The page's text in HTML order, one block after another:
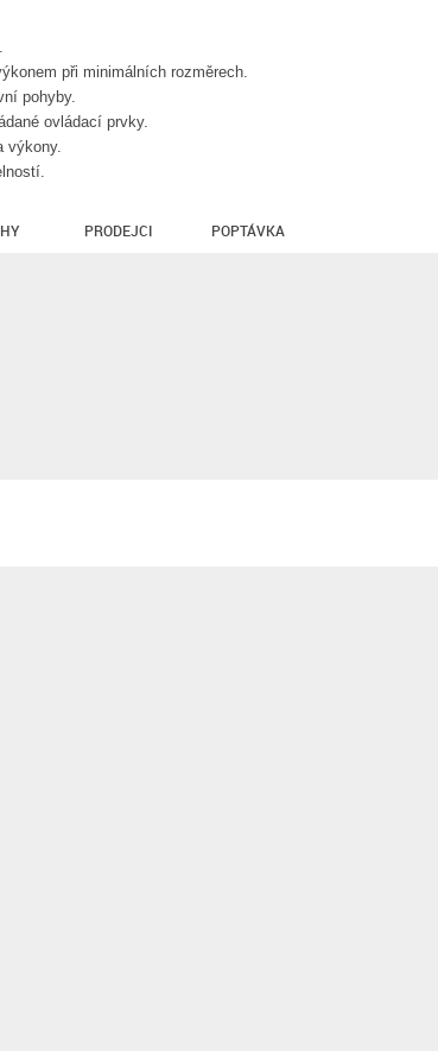
při minimálních rozměrech.
pohyby.
ovládací prvky.
výkony.
PRODEJCI POPTÁVKA